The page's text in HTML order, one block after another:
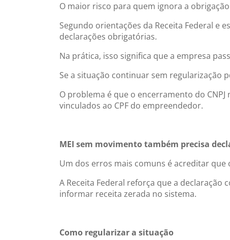
O maior risco para quem ignora a
Segundo orientações da Receita Federal e
declarações obrigatórias.
Na prática, isso significa que a empresa
Se a situação continuar sem regularização
O problema é que o encerramento do
vinculados ao CPF do empreendedor.
MEI sem movimento também precisa
Um dos erros mais comuns é acreditar que
A Receita Federal reforça que a
informar receita zerada no sistema.
Como regularizar a situação